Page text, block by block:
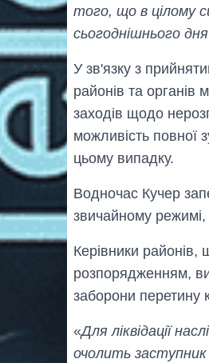
того, що в цілому
сьогоднішнього
У зв'язку з
районів та
заходів щодо
можливість повної
цьому випадку.
Водночас Кучер
звичайному режимі,
Керівники
розпорядженням,
заборони перетину
«Для ліквідації
очолить